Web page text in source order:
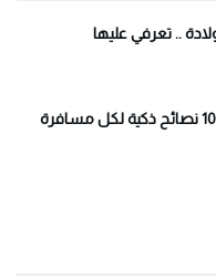
تجنب الوحدة أثناء السفر: 10 نصائح ذكية لكل مسافرة